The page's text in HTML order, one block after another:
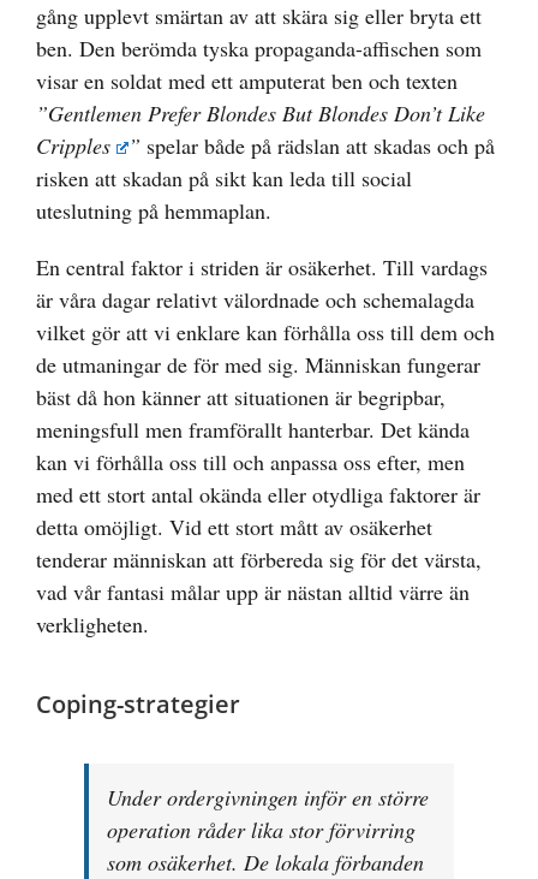
gång upplevt smärtan av att skära sig eller bryta ett
ben. Den berömda tyska propaganda-affischen som
visar en soldat med ett amputerat ben och texten
”Gentlemen Prefer Blondes But Blondes Don’t Like
Cripples
” spelar både på rädslan att skadas och på
risken att skadan på sikt kan leda till social
uteslutning på hemmaplan.
En central faktor i striden är osäkerhet. Till vardags
är våra dagar relativt välordnade och schemalagda
vilket gör att vi enklare kan förhålla oss till dem och
de utmaningar de för med sig. Människan fungerar
bäst då hon känner att situationen är begripbar,
meningsfull men framförallt hanterbar. Det kända
kan vi förhålla oss till och anpassa oss efter, men
med ett stort antal okända eller otydliga faktorer är
detta omöjligt. Vid ett stort mått av osäkerhet
tenderar människan att förbereda sig för det värsta,
vad vår fantasi målar upp är nästan alltid värre än
verkligheten.
Coping-strategier
Under ordergivningen inför en större
operation råder lika stor förvirring
som osäkerhet. De lokala förbanden